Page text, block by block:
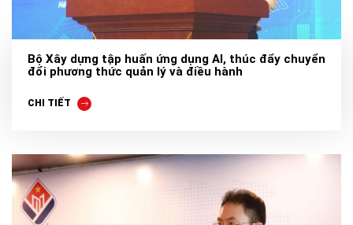
Bộ Xây dựng tập huấn ứng dụng AI, thúc đẩy chuyển
đổi phương thức quản lý và điều hành
CHI TIẾT